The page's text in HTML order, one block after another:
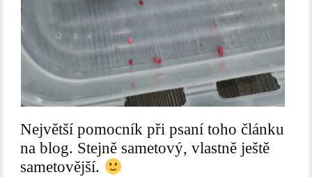
Největší pomocník při psaní toho článku
na blog. Stejně sametový, vlastně ještě
sametovější.